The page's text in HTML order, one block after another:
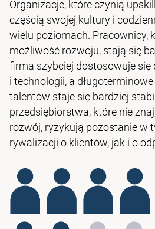
Organizacje, które czynią
częścią swojej kultury i
wielu poziomach. Pracownicy,
możliwość rozwoju, stają się
firma szybciej dostosowuje
i technologii, a
talentów staje się bardziej
przedsiębiorstwa, które nie
rozwój, ryzykują pozostanie w
rywalizacji o klientów, jak i o